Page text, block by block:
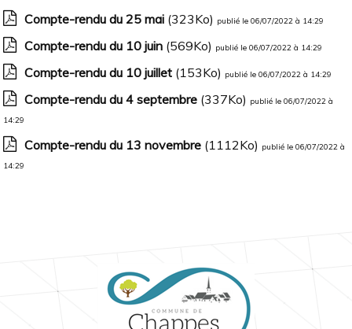
Compte-rendu du 25 mai (323Ko) publié le 06/07/2022 à 14:29
Compte-rendu du 10 juin (569Ko) publié le 06/07/2022 à 14:29
Compte-rendu du 10 juillet (153Ko) publié le 06/07/2022 à 14:29
Compte-rendu du 4 septembre (337Ko) publié le 06/07/2022 à
14:29
Compte-rendu du 13 novembre (1112Ko) publié le 06/07/2022 à
14:29